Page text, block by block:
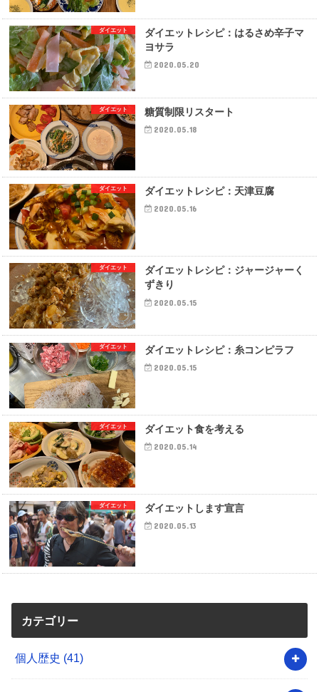
ダイエット
ダイエットレシピ：はるさめ辛子マ
ヨサラ
2020.05.20
ダイエット 糖質制限リスタート
2020.05.18
ダイエット ダイエットレシピ：天津豆腐
2020.05.16
ダイエット
ダイエットレシピ：ジャージャーく
ずきり
2020.05.15
ダイエット ダイエットレシピ：糸コンピラフ
2020.05.15
ダイエット ダイエット食を考える
2020.05.14
ダイエット ダイエットします宣言
2020.05.13
カテゴリー
個人歴史 (41)